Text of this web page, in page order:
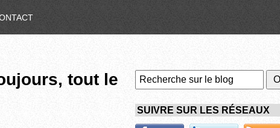
tout le
SUIVRE SUR LES RÉSEAUX